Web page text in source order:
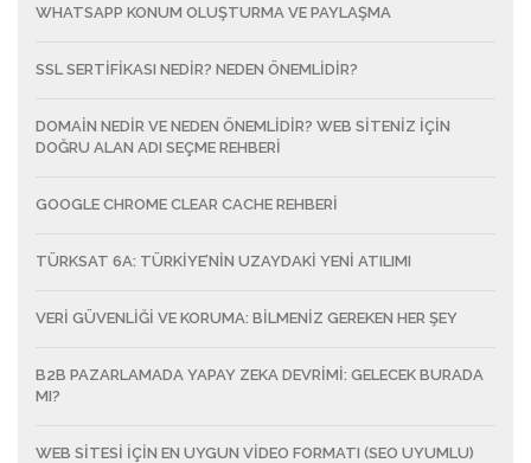
WHATSAPP KONUM OLUŞTURMA VE PAYLAŞMA
SSL SERTIFIKASI NEDIR? NEDEN ÖNEMLIDIR?
DOMAIN NEDIR VE NEDEN ÖNEMLIDIR? WEB SITENIZ İÇIN
DOĞRU ALAN ADI SEÇME REHBERI
GOOGLE CHROME CLEAR CACHE REHBERI
TÜRKSAT 6A: TÜRKIYE’NIN UZAYDAKI YENI ATILIMI
VERI GÜVENLIĞI VE KORUMA: BILMENIZ GEREKEN HER ŞEY
B2B PAZARLAMADA YAPAY ZEKA DEVRIMI: GELECEK BURADA
MI?
WEB SITESI IÇIN EN UYGUN VIDEO FORMATI (SEO UYUMLU)